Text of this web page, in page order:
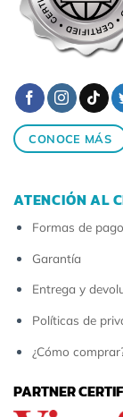
CONOCE MÁS
ATENCIÓN AL
Formas de pago
Garantía
Entrega y
Políticas de
¿Cómo
PARTNER